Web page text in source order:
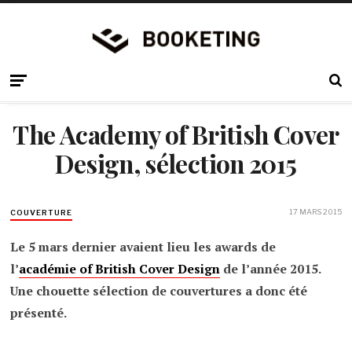
The Academy of British Cover
Design, sélection 2015
COUVERTURE 17 MARS 2015
Le 5 mars dernier avaient lieu les awards de
l’académie of British Cover Design de l’année 2015.
Une chouette sélection de couvertures a donc été
présenté.